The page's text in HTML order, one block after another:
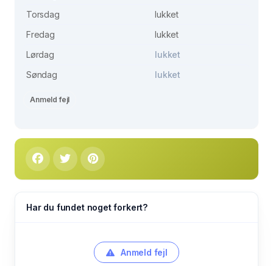
Torsdag
lukket
Fredag
lukket
Lørdag
lukket
Søndag
lukket
Anmeld fejl
Har du fundet noget forkert?
Anmeld fejl